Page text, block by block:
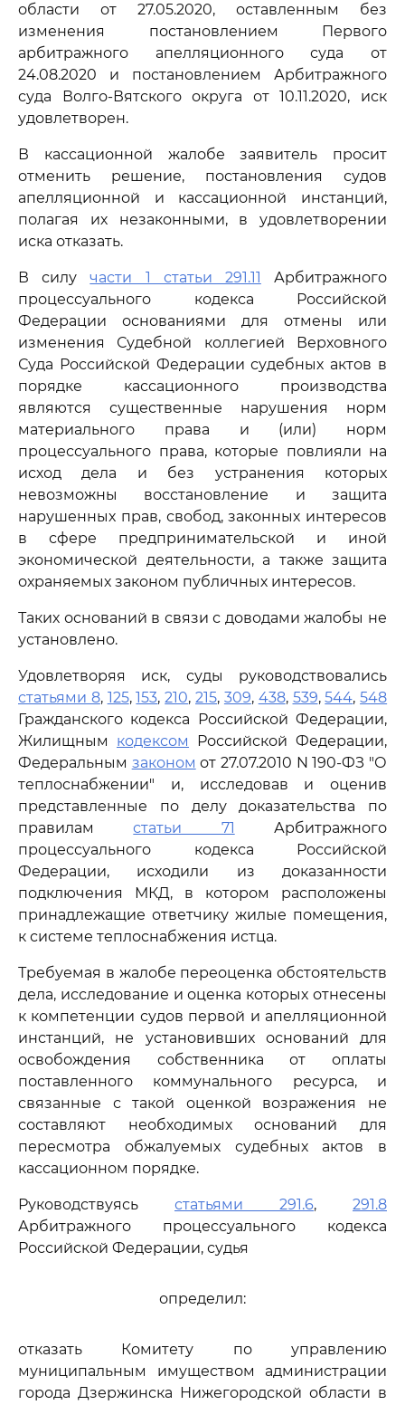
области от 27.05.2020, оставленным без
изменения постановлением Первого
арбитражного апелляционного суда от
24.08.2020 и постановлением Арбитражного
суда Волго-Вятского округа от 10.11.2020, иск
удовлетворен.
В кассационной жалобе заявитель просит
отменить решение, постановления судов
апелляционной и кассационной инстанций,
полагая их незаконными, в удовлетворении
иска отказать.
В силучасти 1 статьи 291.11 Арбитражного
процессуального кодекса Российской
Федерации основаниями для отмены или
изменения Судебной коллегией Верховного
Суда Российской Федерации судебных актов в
порядке кассационного производства
являются существенные нарушения норм
материального права и (или) норм
процессуального права, которые повлияли на
исход дела и без устранения которых
невозможны восстановление и защита
нарушенных прав, свобод, законных интересов
в сфере предпринимательской и иной
экономической деятельности, а также защита
охраняемых законом публичных интересов.
Таких оснований в связи с доводами жалобы не
установлено.
Удовлетворяя иск, суды руководствовались
статьями 8, 125,153,210,215, 309, 438, 539,544,548
Гражданского кодекса Российской Федерации,
Жилищным кодексом
Российской Федерации,
Федеральным законом от 27.07.2010 N 190-ФЗ "О
теплоснабжении" и, исследовав и оценив
представленные по делу доказательства по
правиламстатьи 71 Арбитражного
процессуального кодекса Российской
Федерации, исходили из доказанности
подключения МКД, в котором расположены
принадлежащие ответчику жилые помещения,
к системе теплоснабжения истца.
Требуемая в жалобе переоценка обстоятельств
дела, исследование и оценка которых отнесены
к компетенции судов первой и апелляционной
инстанций, не установивших оснований для
освобождения собственника от оплаты
поставленного коммунального ресурса, и
связанные с такой оценкой возражения не
составляют необходимых оснований для
пересмотра обжалуемых судебных актов в
кассационном порядке.
Руководствуясь статьями 291.6, 291.8
Арбитражного процессуального кодекса
Российской Федерации, судья
определил:
отказать Комитету по управлению
муниципальным имуществом администрации
города Дзержинска Нижегородской области в